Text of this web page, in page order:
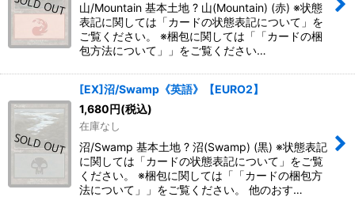
山/Mountain 基本土地 ? 山(Mountain) (赤) ※状態
表記に関しては「カードの状態表記について」を
ご覧ください。 ※梱包に関しては「「カードの梱
包方法について」」をご覧ください…
[EX]沼/Swamp《英語》【EURO2】
1,680円(税込)
在庫なし
沼/Swamp 基本土地 ? 沼(Swamp) (黒) ※状態表記
に関しては「カードの状態表記について」をご覧
ください。 ※梱包に関しては「「カードの梱包方
法について」」をご覧ください。 他のおす…